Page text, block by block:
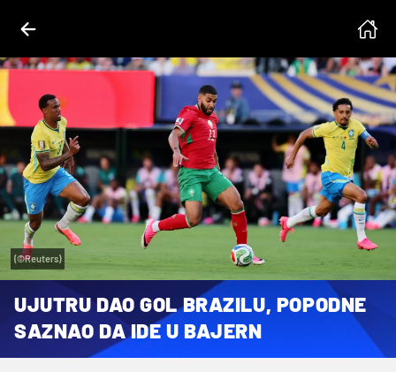
(©Reuters)
UJUTRU DAO GOL BRAZILU, POPODNE
SAZNAO DA IDE U BAJERN